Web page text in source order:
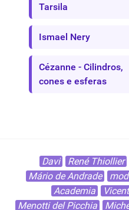
Tarsila
Ismael Nery
Cézanne - Cilindros,
cones e esferas
Davi René Thiollier
Mário de Andrade
Academia
Menotti del Picchia